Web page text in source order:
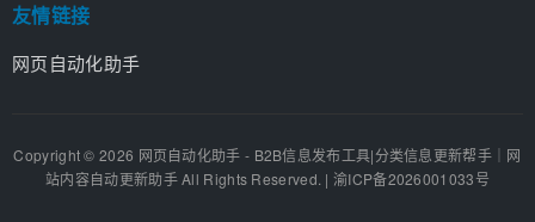
友情链接
网页自动化助手
Copyright © 2026 网页自动化助手 - B2B信息发布工具|分类信息更新帮手｜网
站内容自动更新助手 All Rights Reserved. |渝ICP备2026001033号